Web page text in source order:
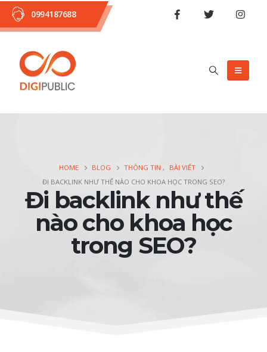
0994187688
HOME BLOG THÔNG TIN ,
BÀI VIẾT
ĐI BACKLINK NHƯ THẾ NÀO CHO KHOA HỌC TRONG SEO?
Đi backlink như thế
nào cho khoa học
trong SEO?